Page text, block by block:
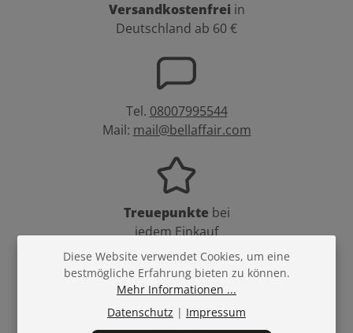
Versandkostenfrei in
Deutschland ab 60 €
Tel. 08007995544
Mail: mail@bellaffair.com
Treuepunkte bei
jedem Einkauf
Sicherbestellen und
Diese Website verwendet Cookies, um eine
bestmögliche Erfahrung bieten zu können.
Mehr Informationen ...
Datenschutz | Impressum